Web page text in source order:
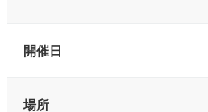
開催日
場所